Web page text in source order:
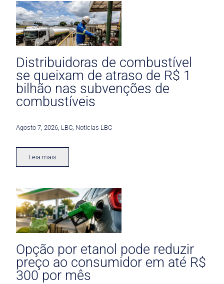
Distribuidoras de combustível
se queixam de atraso de R$ 1
bilhão nas subvenções de
combustíveis
Agosto 7, 2026 LBC Noticias LBC
Leia mais
Opção por etanol pode reduzir
preço ao consumidor em até R$
300 por mês